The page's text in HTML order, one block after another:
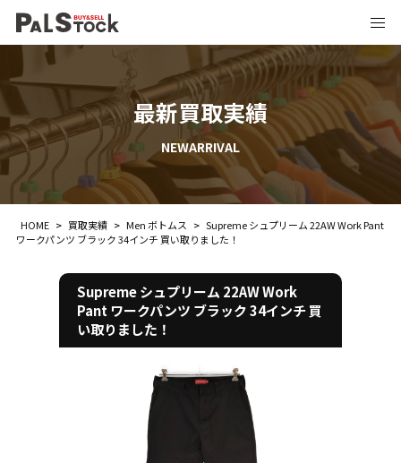
最新買取実績
NEWARRIVAL
HOME > 買取実績 > Men ボトムス > Supreme シュプリーム 22AW Work Pant
ワークパンツ ブラック 34インチ 買い取りました！
Supreme シュプリーム 22AW Work
Pant ワークパンツ ブラック 34インチ 買
い取りました！